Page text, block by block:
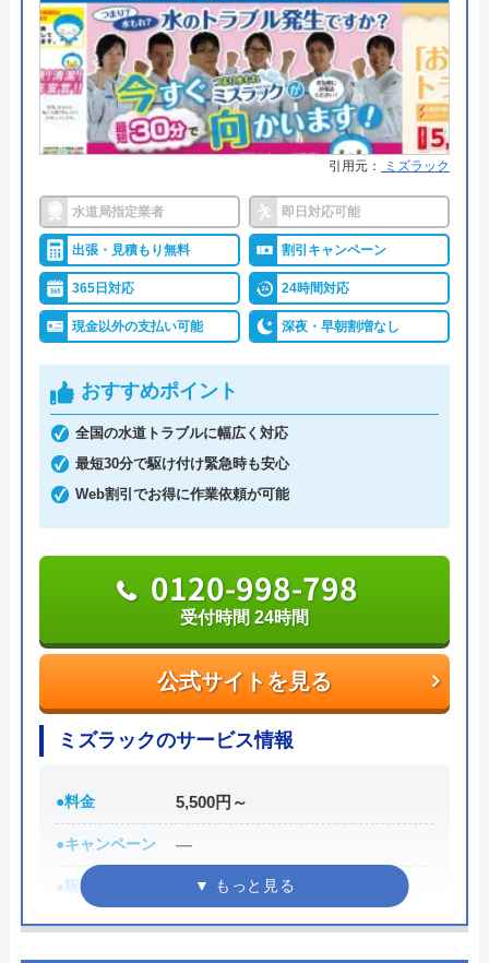
市、真岡市、大田原市、矢板市、那須
塩原市、さくら市、那須烏山市、下野
市、上三川町、益子町、茂木町、市貝
町、芳賀町、壬生町、野木町、塩谷
町、高根沢町、那須町、那珂川町
エムプロのクチコミ on
3（3件のクチコミ）
※クチコミの内容について
10 か月前
Googleクチコミを見る
払、後払い
●累計実績
問い合わせ数10万件以上（2021年5
月累計）
●保証・保険
取り付け器具には1～5年間のメー
カー保証 ※消耗品など一部サービ
詳細は公式HPでご確認ください
水の110番救急車がおすすめの理由
「水の110番救急車」は株式会社RSが運営する水ま
ッチンなどの蛇口や排水溝・排水口・排水管つまり
や水漏れ修理に対応。受付時間は7:00～22:00です。
365日年中無休で営業しているので、週末や祝日で
も依頼が可能です。電話を掛けると、受付から最短
30分で駆けつけてくれます。排水管のつまり、あふ
「WEBを見た」と伝えれば、料金から1,000円割引
に。例えば排水管の修理見積は0円。排水管修理費
用は2,200円～。業界最安値に挑戦しているので、良
心的な価格です。
クレジットカード決済、銀行支払い、コンビニでの
支払いにも対応しているので安心してください。
050-3000-4096
引用元： ミズラック
水道局指定業者 即日対応可能
出張・見積もり無料 割引キャンペーン
365日対応 24時間対応
現金以外の支払い可能 深夜・早朝割増なし
おすすめポイント
全国の水道トラブルに幅広く対応
最短30分で駆け付け緊急時も安心
Web割引でお得に作業依頼が可能
公式サイトを見る
0120-998-798
受付時間 24時間
ミズラックのサービス情報
●料金 5,500円～
●キャンペーン ―
●駆けつけ時間 最短30分
●受付時間 24時間